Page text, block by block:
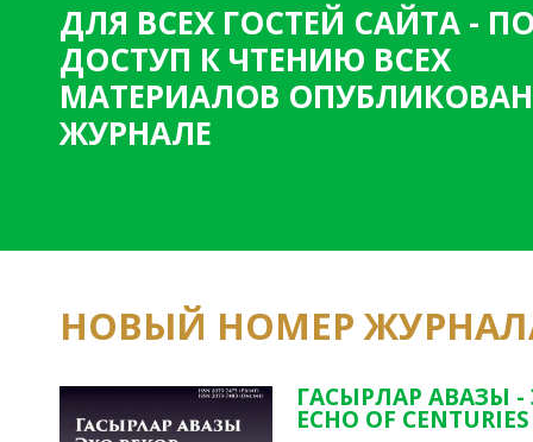
ДЛЯ ВСЕХ ГОСТЕЙ САЙТА -
ДОСТУП К ЧТЕНИЮ ВСЕХ
МАТЕРИАЛОВ
ЖУРНАЛЕ
НОВЫЙ НОМЕР
ГАСЫРЛАР АВАЗЫ -
ECHO OF